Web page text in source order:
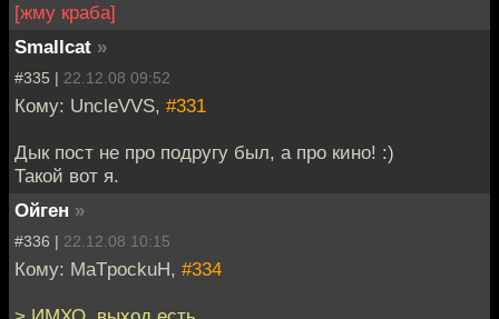
[жму краба]
Smallcat »
#335 | 22.12.08 09:52
Кому: UncleVVS, #331
Дык пост не про подругу был, а про кино! :)
Такой вот я.
Ойген »
#336 | 22.12.08 10:15
Кому: MaTpockuH, #334